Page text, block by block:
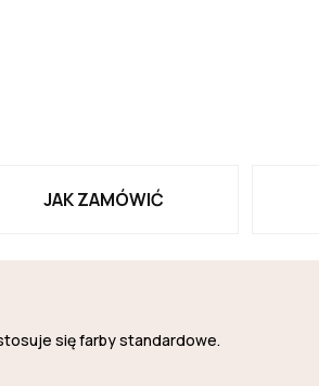
JAK ZAMÓWIĆ
się farby standardowe.